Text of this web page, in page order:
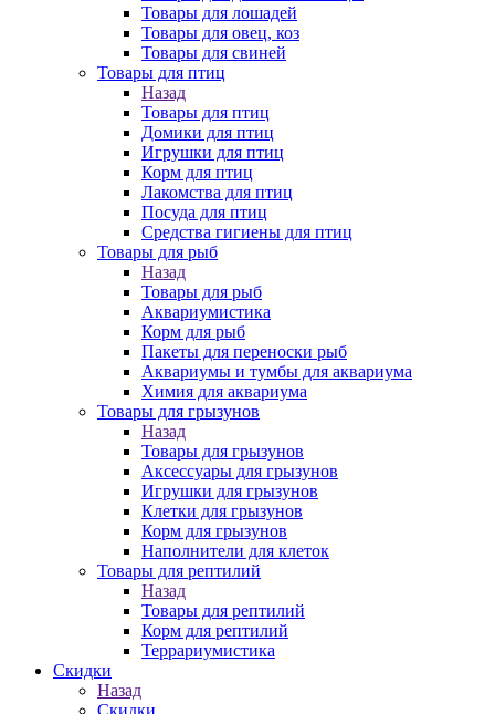
Товары для лошадей
Товары для овец, коз
Товары для свиней
Товары для птиц
Назад
Товары для птиц
Домики для птиц
Игрушки для птиц
Корм для птиц
Лакомства для птиц
Посуда для птиц
Средства гигиены для птиц
Товары для рыб
Назад
Товары для рыб
Аквариумистика
Корм для рыб
Пакеты для переноски рыб
Аквариумы и тумбы для аквариума
Химия для аквариума
Товары для грызунов
Назад
Товары для грызунов
Аксессуары для грызунов
Игрушки для грызунов
Клетки для грызунов
Корм для грызунов
Наполнители для клеток
Товары для рептилий
Назад
Товары для рептилий
Корм для рептилий
Террариумистика
Скидки
Назад
Скидки